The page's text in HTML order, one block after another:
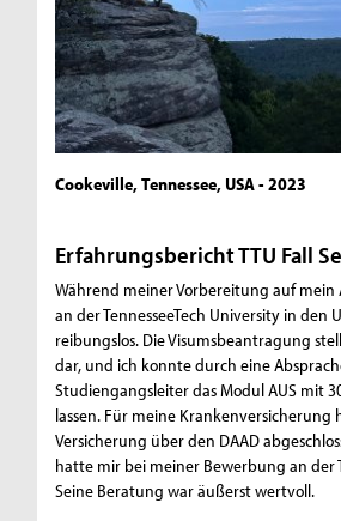
Cookeville, Tennessee, USA - 2023
Erfahrungsbericht TTU Fall
Während meiner Vorbereitung auf mein
an der TennesseeTech University in den
reibungslos. Die Visumsbeantragung
dar, und ich konnte durch eine
Studiengangsleiter das Modul AUS mit
lassen. Für meine Krankenversicherung
Versicherung über den DAAD
hatte mir bei meiner Bewerbung an der
Seine Beratung war äußerst wertvoll.